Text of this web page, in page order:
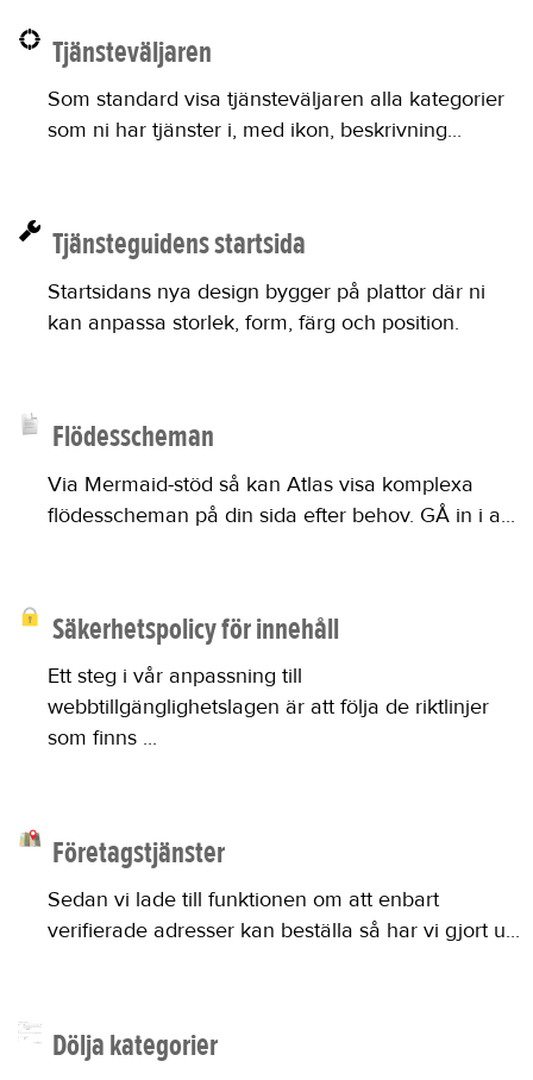
Tjänsteväljaren
Som standard visa tjänsteväljaren alla kategorier
som ni har tjänster i, med ikon, beskrivning...
Tjänsteguidens startsida
Startsidans nya design bygger på plattor där ni
kan anpassa storlek, form, färg och position.
Flödesscheman
Via Mermaid-stöd så kan Atlas visa komplexa
flödesscheman på din sida efter behov. GÅ in i a...
Säkerhetspolicy för innehåll
Ett steg i vår anpassning till
webbtillgänglighetslagen är att följa de riktlinjer
som finns ...
Företagstjänster
Sedan vi lade till funktionen om att enbart
verifierade adresser kan beställa så har vi gjort u...
Dölja kategorier